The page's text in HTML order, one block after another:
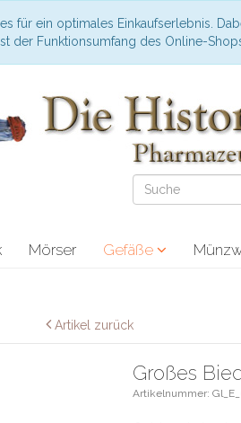
für ein optimales Einkaufserlebnis.
der Funktionsumfang des Online-
Mörser Gefäße
Artikel zurück
Großes
Artikelnummer: